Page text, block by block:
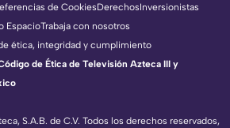
S.A.B. de C.V. Todos los derechos reservados,
de CookiesDerechosInversionistas
EspacioTrabaja con nosotros
ética, integridad y cumplimiento
de Ética de Televisión Azteca III y